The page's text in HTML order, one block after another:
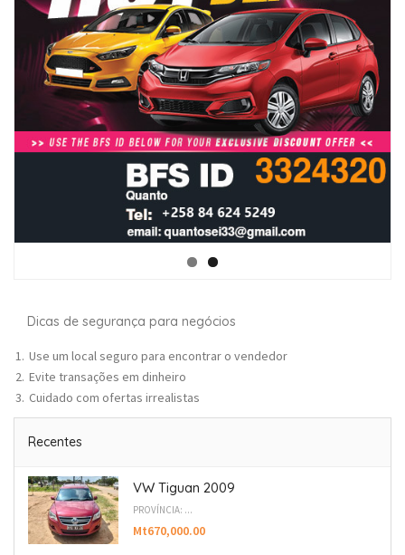
Dicas de segurança para negócios
Use um local seguro para encontrar o vendedor
Evite transações em dinheiro
Cuidado com ofertas irrealistas
Recentes
VW Tiguan 2009
PROVÍNCIA: ...
Mt670,000.00